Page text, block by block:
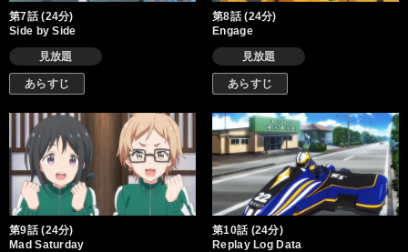
第7話 (24分)
Side by Side
見放題
あらすじ
第8話 (24分)
Engage
見放題
あらすじ
第9話 (24分)
Mad Saturday
第10話 (24分)
Replay Log Data